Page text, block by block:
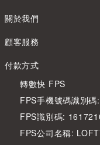
關於我們
顧客服務
付款方式
轉數快 FPS
FPS手機號碼識別
FPS識別碼:
FPS公司名稱: